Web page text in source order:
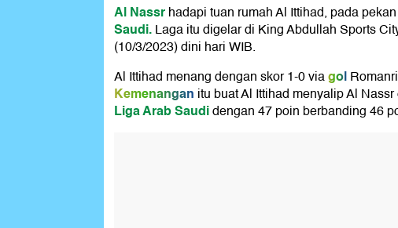
Al Nassrhadapi tuan rumah Al Ittihad, pada
Saudi.Laga itu digelar di King Abdullah Sports
(10/3/2023) dini hari WIB.
Al Ittihad menang dengan skor 1-0 viagol
Kemenangan itu buat Al Ittihad menyalip Al
Liga Arab Saudidengan 47 poin berbanding 46